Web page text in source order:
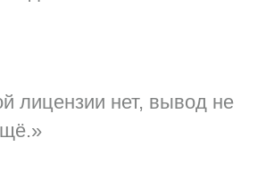
лицензии нет, вывод не